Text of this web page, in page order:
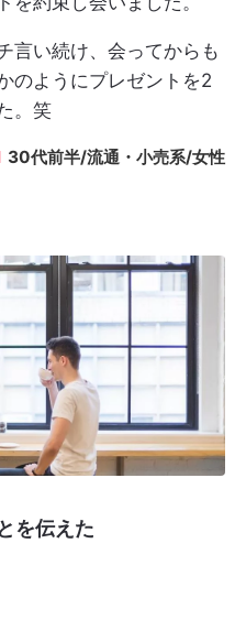
言い続け、会ってからも
のようにプレゼントを2
。笑
30代前半/流通・小売系/女性
を伝えた